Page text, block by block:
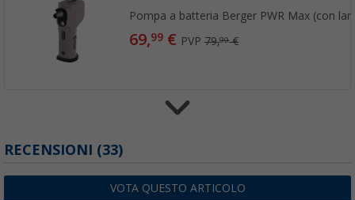
Pompa a batteria Berger PWR Max (con
69,99 € PVP79,99€
229,00€ PVP299,00€
RECENSIONI (33)
VOTA QUESTO ARTICOLO